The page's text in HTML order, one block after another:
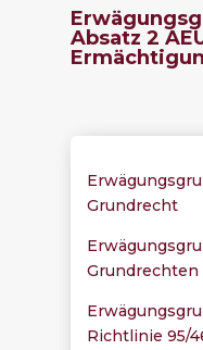
Absatz 2
Grundrecht
Richtlinie 95/